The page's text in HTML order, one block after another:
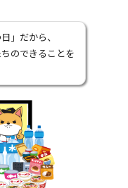
」だから、
のできることを